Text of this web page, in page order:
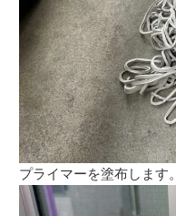
プライマーを塗布します。